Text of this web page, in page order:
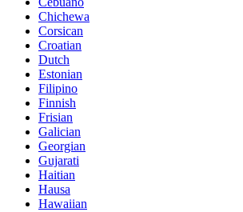
Chichewa
Corsican
Croatian
Dutch
Estonian
Filipino
Finnish
Frisian
Galician
Georgian
Gujarati
Haitian
Hausa
Hawaiian